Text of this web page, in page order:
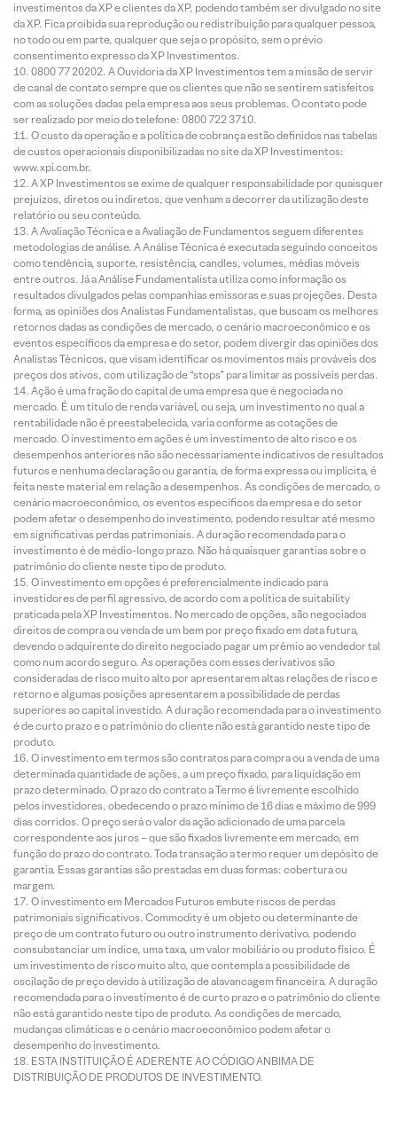
investimentos da XP e clientes da XP, podendo também ser divulgado no site
da XP. Fica proibida sua reprodução ou redistribuição para qualquer pessoa,
no todo ou em parte, qualquer que seja o propósito, sem o prévio
consentimento expresso da XP Investimentos.
0800 77 20202. A Ouvidoria da XP Investimentos tem a missão de servir
de canal de contato sempre que os clientes que não se sentirem satisfeitos
com as soluções dadas pela empresa aos seus problemas. O contato pode
ser realizado por meio do telefone: 0800 722 3710.
O custo da operação e a política de cobrança estão definidos nas tabelas
de custos operacionais disponibilizadas no site da XP Investimentos:
www.xpi.com.br.
A XP Investimentos se exime de qualquer responsabilidade por quaisquer
prejuízos, diretos ou indiretos, que venham a decorrer da utilização deste
relatório ou seu conteúdo.
A Avaliação Técnica e a Avaliação de Fundamentos seguem diferentes
metodologias de análise. A Análise Técnica é executada seguindo conceitos
como tendência, suporte, resistência, candles, volumes, médias móveis
entre outros. Já a Análise Fundamentalista utiliza como informação os
resultados divulgados pelas companhias emissoras e suas projeções. Desta
forma, as opiniões dos Analistas Fundamentalistas, que buscam os melhores
retornos dadas as condições de mercado, o cenário macroeconômico e os
eventos específicos da empresa e do setor, podem divergir das opiniões dos
Analistas Técnicos, que visam identificar os movimentos mais prováveis dos
preços dos ativos, com utilização de “stops” para limitar as possíveis perdas.
Ação é uma fração do capital de uma empresa que é negociada no
mercado. É um título de renda variável, ou seja, um investimento no qual a
rentabilidade não é preestabelecida, varia conforme as cotações de
mercado. O investimento em ações é um investimento de alto risco e os
desempenhos anteriores não são necessariamente indicativos de resultados
futuros e nenhuma declaração ou garantia, de forma expressa ou implícita, é
feita neste material em relação a desempenhos. As condições de mercado, o
cenário macroeconômico, os eventos específicos da empresa e do setor
podem afetar o desempenho do investimento, podendo resultar até mesmo
em significativas perdas patrimoniais. A duração recomendada para o
investimento é de médio-longo prazo. Não há quaisquer garantias sobre o
patrimônio do cliente neste tipo de produto.
O investimento em opções é preferencialmente indicado para
investidores de perfil agressivo, de acordo com a política de suitability
praticada pela XP Investimentos. No mercado de opções, são negociados
direitos de compra ou venda de um bem por preço fixado em data futura,
devendo o adquirente do direito negociado pagar um prêmio ao vendedor tal
como num acordo seguro. As operações com esses derivativos são
consideradas de risco muito alto por apresentarem altas relações de risco e
retorno e algumas posições apresentarem a possibilidade de perdas
superiores ao capital investido. A duração recomendada para o investimento
é de curto prazo e o patrimônio do cliente não está garantido neste tipo de
produto.
O investimento em termos são contratos para compra ou a venda de uma
determinada quantidade de ações, a um preço fixado, para liquidação em
prazo determinado. O prazo do contrato a Termo é livremente escolhido
pelos investidores, obedecendo o prazo mínimo de 16 dias e máximo de 999
dias corridos. O preço será o valor da ação adicionado de uma parcela
correspondente aos juros – que são fixados livremente em mercado, em
função do prazo do contrato. Toda transação a termo requer um depósito de
garantia. Essas garantias são prestadas em duas formas: cobertura ou
margem.
O investimento em Mercados Futuros embute riscos de perdas
patrimoniais significativos. Commodity é um objeto ou determinante de
preço de um contrato futuro ou outro instrumento derivativo, podendo
consubstanciar um índice, uma taxa, um valor mobiliário ou produto físico. É
um investimento de risco muito alto, que contempla a possibilidade de
oscilação de preço devido à utilização de alavancagem financeira. A duração
recomendada para o investimento é de curto prazo e o patrimônio do cliente
não está garantido neste tipo de produto. As condições de mercado,
mudanças climáticas e o cenário macroeconômico podem afetar o
desempenho do investimento.
ESTA INSTITUIÇÃO É ADERENTE AO CÓDIGO ANBIMA DE
DISTRIBUIÇÃO DE PRODUTOS DE INVESTIMENTO.